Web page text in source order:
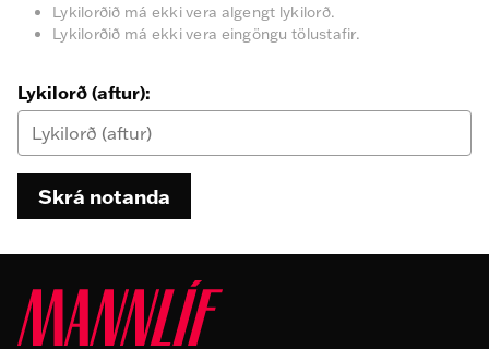
Lykilorðið má ekki vera algengt lykilorð.
Lykilorðið má ekki vera eingöngu tölustafir.
Lykilorð (aftur):
Skrá notanda